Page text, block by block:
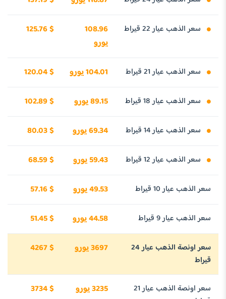
سعر الذهب عيار 22 قيراط
108.96
يورو
125.76 $
سعر الذهب عيار 21 قيراط 104.01 يورو 120.04 $
سعر الذهب عيار 18 قيراط 89.15 يورو 102.89 $
سعر الذهب عيار 14 قيراط 69.34 يورو 80.03 $
سعر الذهب عيار 12 قيراط 59.43 يورو 68.59 $
سعر الذهب عيار 10 قيراط 49.53 يورو 57.16 $
سعر الذهب عيار 9 قيراط 44.58 يورو 51.45 $
سعر اونصة الذهب عيار 24
قيراط
3697 يورو 4267 $
سعر اونصة الذهب عيار 21
3235 يورو 3734 $